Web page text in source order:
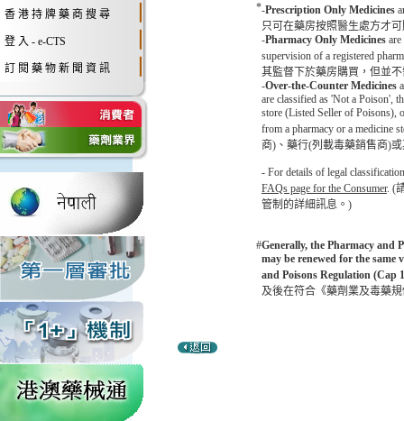
香 港 持 牌 藥 商 搜 尋
登 入 - e-CTS
訂 閱 藥 物 新 聞 資 訊
*-Prescription Only Medicines
只可在藥房按照醫生處方才
-Pharmacy Only Medicines
supervision of a registered
其監督下於藥房購買，但並
-Over-the-Counter Medicines
are classified as 'Not a Poison',
store (Listed Seller of Poisons),
from a pharmacy or a
商)、藥行(列載毒藥銷售商)
- For details of legal
FAQs page for the Consumer. (
管制的詳細訊息。)
#Generally, the Pharmacy and
may be renewed for the
and Poisons Regulation (Cap
及後在符合《藥劑業及毒藥